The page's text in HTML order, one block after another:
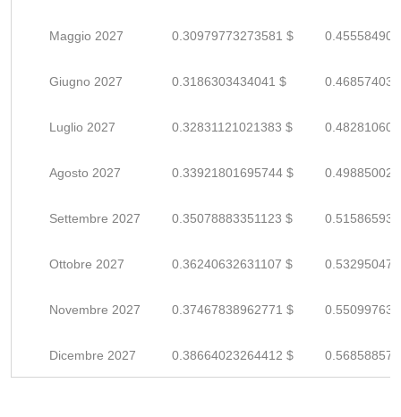
Maggio 2027 0.30979773273581 $
Giugno 2027 0.3186303434041 $
Luglio 2027 0.32831121021383 $
Agosto 2027 0.33921801695744 $
Settembre 2027 0.35078883351123 $
Ottobre 2027 0.36240632631107 $
Novembre 2027 0.37467838962771 $
Dicembre 2027 0.38664023264412 $